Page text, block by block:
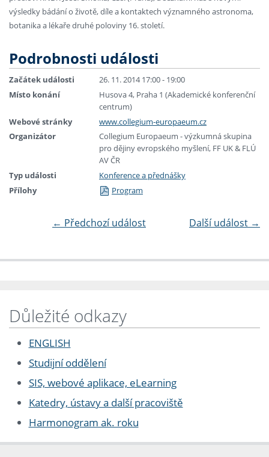
výsledky bádání o životě, díle a kontaktech významného astronoma,
botanika a lékaře druhé poloviny 16. století.
Podrobnosti události
Začátek události
26. 11. 2014 17:00 - 19:00
Místo konání
Husova 4, Praha 1 (Akademické konferenční
centrum)
Webové stránky
www.collegium-europaeum.cz
Organizátor
Collegium Europaeum - výzkumná skupina
pro dějiny evropského myšlení, FF UK & FLÚ
AV ČR
Typ události
Konference a přednášky
Přílohy
Program
← Předchozí událost Další událost →
Důležité odkazy
ENGLISH
Studijní oddělení
SIS, webové aplikace, eLearning
Katedry, ústavy a další pracoviště
Harmonogram ak. roku